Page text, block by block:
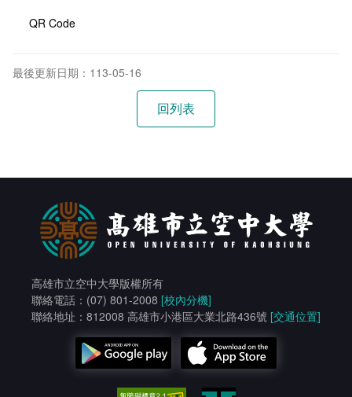
QR Code
最後更新日期：113-05-16
高雄市立空中大學版權所有
聯絡電話：(07) 801-2008 [校內分機]
聯絡地址：812008 高雄市小港區大業北路436號 [交通位置]